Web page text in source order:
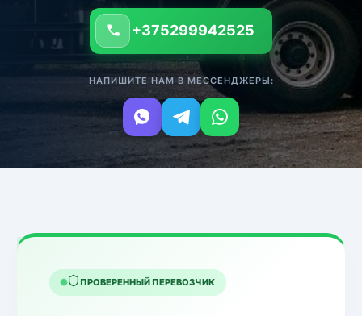
+375299942525
НАПИШИТЕ НАМ В МЕССЕНДЖЕРЫ:
ПРОВЕРЕННЫЙ ПЕРЕВОЗЧИК